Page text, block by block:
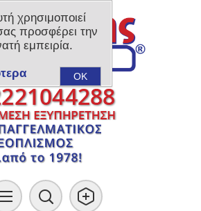
χρησιμοποιεί
προσφέρει την
εμπειρία.
OK